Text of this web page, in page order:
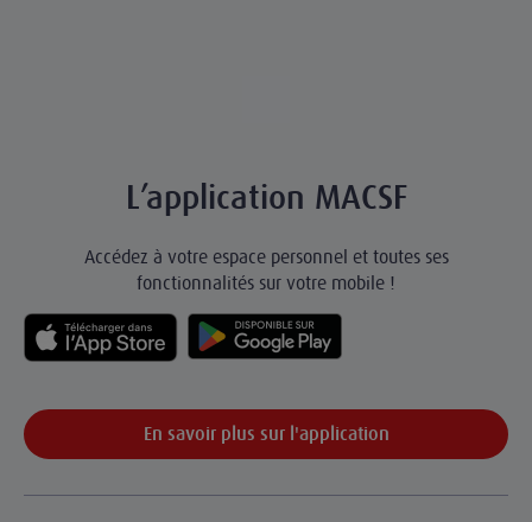
L’application MACSF
Accédez à votre espace personnel et toutes ses
fonctionnalités sur votre mobile !
En savoir plus sur l'application